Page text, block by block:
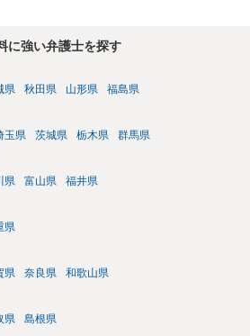
に強い弁護士を探す
県 秋田県 山形県 福島県
玉県 茨城県 栃木県 群馬県
県 富山県 福井県
県
県 奈良県 和歌山県
県 島根県